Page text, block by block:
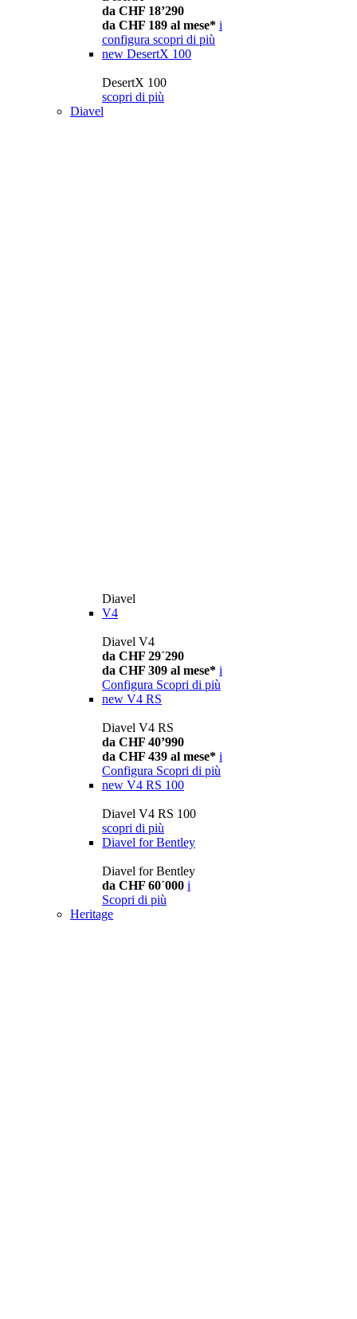
da CHF 18’290
da CHF 189 al mese* i
configura scopri di più
new DesertX 100
DesertX 100
scopri di più
Diavel
Diavel
V4
Diavel V4
da CHF 29´290
da CHF 309 al mese* i
Configura Scopri di più
new V4 RS
Diavel V4 RS
da CHF 40’990
da CHF 439 al mese* i
Configura Scopri di più
new V4 RS 100
Diavel V4 RS 100
scopri di più
Diavel for Bentley
Diavel for Bentley
da CHF 60´000 i
Scopri di più
Heritage